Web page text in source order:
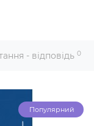
- відповідь 0
Популярний